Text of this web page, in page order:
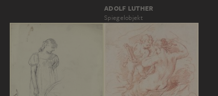
ADOLF LUTHER
Spiegelobjekt